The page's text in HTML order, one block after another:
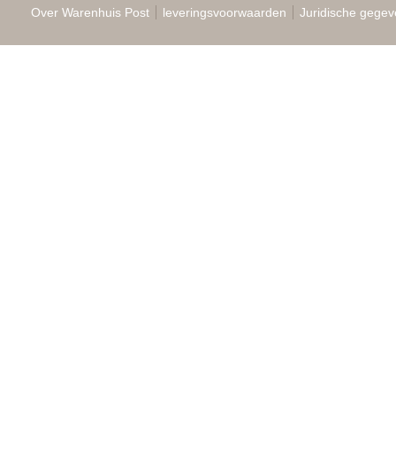
Over Warenhuis Post leveringsvoorwaarden Juridische